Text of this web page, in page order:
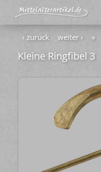
‹ zurück weiter › »
Klei­ne Ring­fi­bel 3